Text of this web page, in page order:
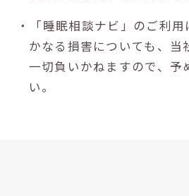
・「睡眠相談ナビ」のご利
かなる損害についても、当
一切負いかねますので、予
い。